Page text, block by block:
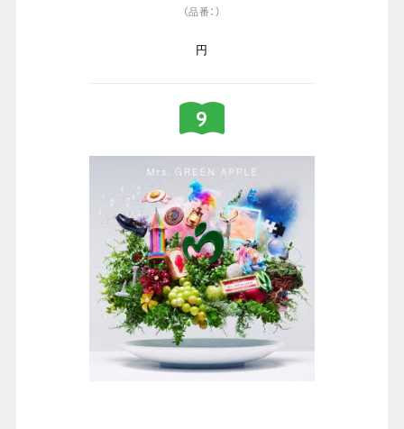
（品番：）
円